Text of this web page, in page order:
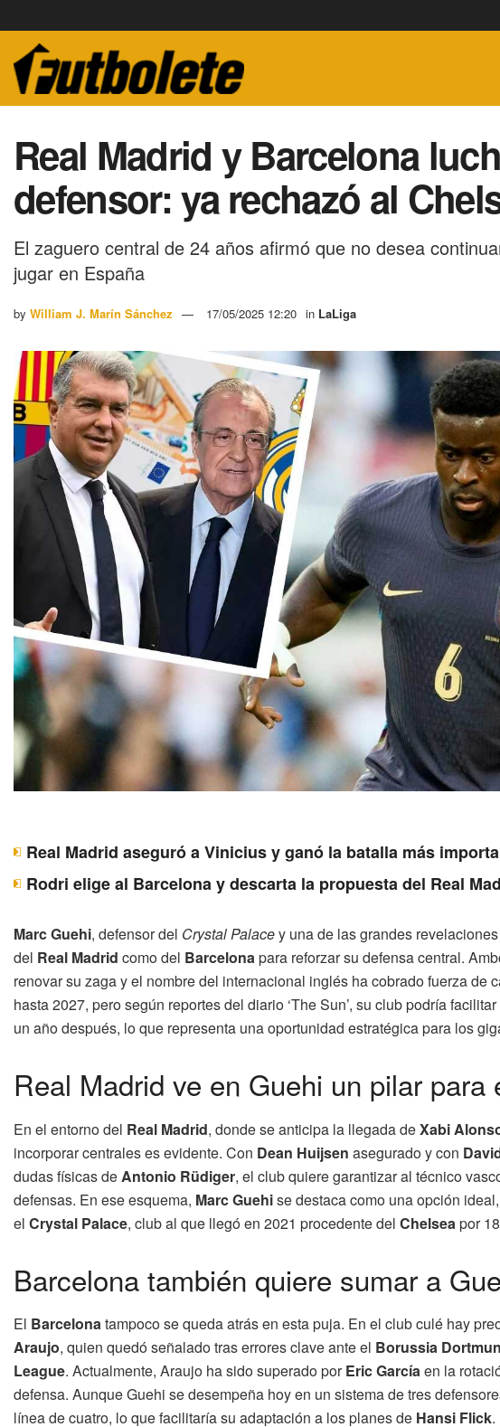
Real Madrid y Barcelona
defensor: ya rechazó al
El zaguero central de 24 años afirmó que no desea
jugar en España
by William J. Marín Sánchez 17/05/2025 12:20 in LaLiga
Real Madrid aseguró a Vinicius y ganó la batalla más
Rodri elige al Barcelona y descarta la propuesta del Real
Marc Guehi, defensor del Crystal Palacey una de las grandes
del Real Madrid como del Barcelonapara reforzar su defensa central.
renovar su zaga y el nombre del internacional inglés ha cobrado fuerza de
hasta 2027, pero según reportes del diario ‘The Sun’, su club podría
un año después, lo que representa una oportunidad estratégica para los
Real Madrid ve en Guehi un pilar para
En el entorno del Real Madrid, donde se anticipa la llegada deXabi
incorporar centrales es evidente. Con Dean Huijsen asegurado y con
dudas físicas de Antonio Rüdiger, el club quiere garantizar al técnico
defensas. En ese esquema, Marc Guehise destaca como una opción
el Crystal Palace, club al que llegó en 2021 procedente del Chelsea por
Barcelona también quiere sumar a
El Barcelonatampoco se queda atrás en esta puja. En el club culé hay
Araujo, quien quedó señalado tras errores clave ante el Borussia
League. Actualmente, Araujo ha sido superado porEric Garcíaen la
defensa. Aunque Guehi se desempeña hoy en un sistema de tres
línea de cuatro, lo que facilitaría su adaptación a los planes de Hansi Flick.